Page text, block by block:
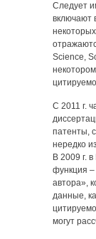
Следует
включают
Science,
С 2011 г.
патенты,
нередко
В 2009 г.
функция –
автора»,
данные,
могут